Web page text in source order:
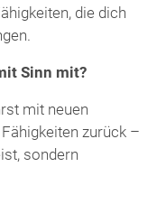
die dich
Sinn mit?
mit neuen
zurück –
sondern